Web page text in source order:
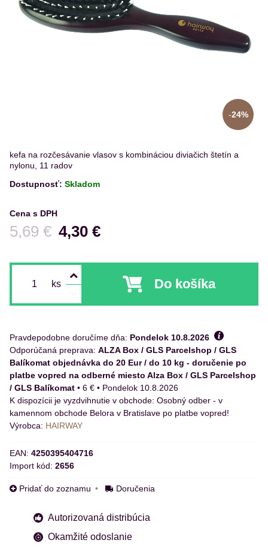
kefa na rozčesávanie vlasov s kombináciou diviačich štetín a
nylonu, 11 radov
24%
Dostupnosť: Skladom
Cena s DPH
4,30 €
Pred zľavou:
5,69 €
ks Do košíka
Pravdepodobne doručíme dňa: Pondelok 10.8.2026
ALZA Box / GLS Parcelshop / GLS
Balíkomat objednávka do 20 Eur / do 10 kg - doručenie po
platbe vopred na odberné miesto Alza Box / GLS Parcelshop
/ GLS Balíkomat • 6 € • Pondelok 10.8.2026
Osobný odber - v
kamennom obchode Belora v Bratislave po platbe vopred!
Výrobca: HAIRWAY
EAN: 4250395404716
Import kód: 2656
Pridať do zoznamu Doručenia
Autorizovaná distribúcia
Okamžité odoslanie